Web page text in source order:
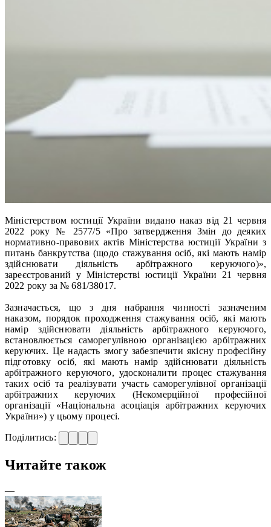
Міністерством юстиції України видано наказ від 21 червня
2022 року № 2577/5 «Про затвердження Змін до деяких
нормативно-правових актів Міністерства юстиції України з
питань банкрутства (щодо стажування осіб, які мають намір
здійснювати діяльність арбітражного керуючого)»,
зареєстрований у Міністерстві юстиції України 21 червня
2022 року за № 681/38017.
Зазначається, що з дня набрання чинності зазначеним
наказом, порядок проходження стажування осіб, які мають
намір здійснювати діяльність арбітражного керуючого,
встановлюється саморегулівною організацією арбітражних
керуючих. Це надасть змогу забезпечити якісну професійну
підготовку осіб, які мають намір здійснювати діяльність
арбітражного керуючого, удосконалити процес стажування
таких осіб та реалізувати участь саморегулівної організації
арбітражних керуючих (Некомерційної професійної
організації «Національна асоціація арбітражних керуючих
України») у цьому процесі.
Поділитись:
Читайте також
—